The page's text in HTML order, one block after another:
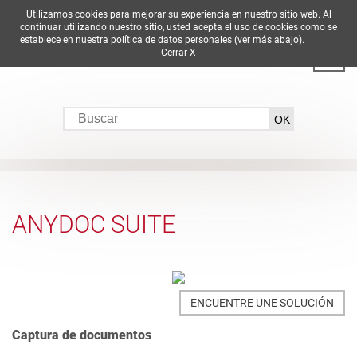
DE EN ES FR
ANYDOC SUITE
ENCUENTRE UNE SOLUCIÓN
Captura de documentos
Utilizamos cookies para mejorar su experiencia en nuestro sitio web. Al
continuar utilizando nuestro sitio, usted acepta el uso de cookies como se
establece en nuestra política de datos personales (ver más abajo).
Cerrar X